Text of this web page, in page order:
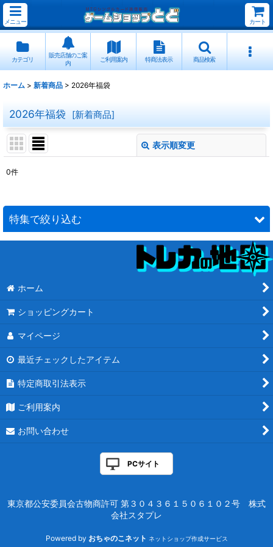
メニュー カート
カテゴリ
販売店舗のご案
内
ご利用案内 特商法表示 商品検索
ホーム > 新着商品 > 2026年福袋
2026年福袋 [新着商品]
表示順変更
並び順 :
絞り込む
0件
特集で絞り込む
イベントプロモ
基本土地
2026年福袋
ホーム
ショッピングカート
マイページ
最近チェックしたアイテム
特定商取引法表示
ご利用案内
お問い合わせ
PCサイト
東京都公安委員会古物商許可 第３０４３６１５０６１０２号 株式
会社スタプレ
Powered by おちゃのこネット ネットショップ作成サービス